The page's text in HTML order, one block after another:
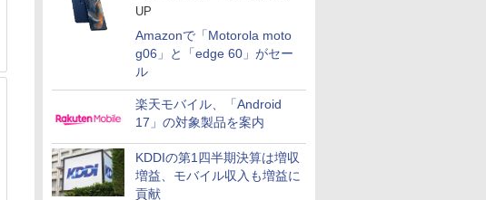
UP
Amazonで「Motorola moto
g06」と「edge 60」がセー
ル
楽天モバイル、「Android
17」の対象製品を案内
KDDIの第1四半期決算は増収
増益、モバイル収入も増益に
貢献